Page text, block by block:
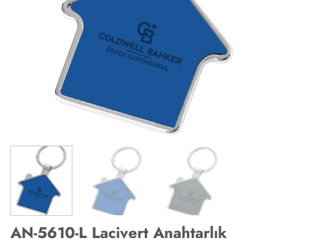
AN-5610-L Lacivert Anahtarlık